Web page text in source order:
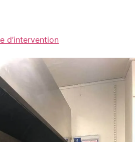
d’intervention